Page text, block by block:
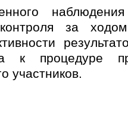
за
к процедуре
участников.